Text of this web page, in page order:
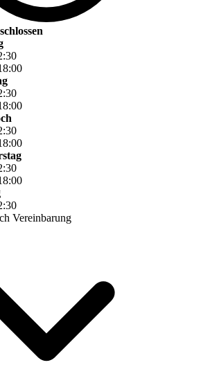
:30
:00
:30
:00
:30
:00
:30
:00
:30
Vereinbarung